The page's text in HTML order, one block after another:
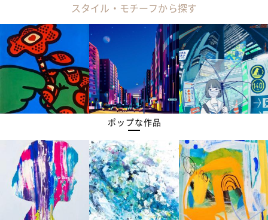
スタイル・モチーフから探す
ポップな作品